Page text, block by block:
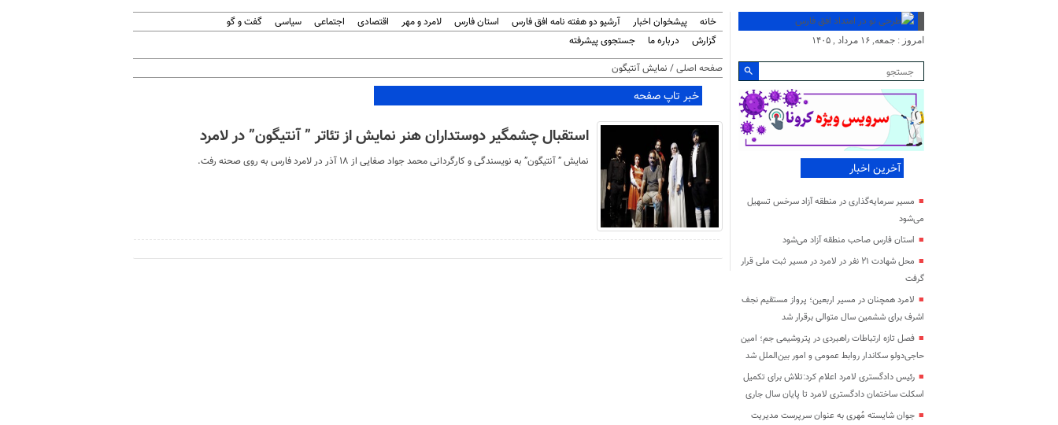
خانه پیشخوان اخبار آرشیو دو هفته نامه افق فارس استان فارس لامرد و مهر اقتصادی اجتماعی سیاسی
گفت و گو
گزارش
درباره ما
جستجوی پیشرفته
صفحه اصلی/ نمایش آنتیگون
خبر تاپ صفحه
استقبال چشمگیر دوستداران هنر نمایش از تئاتر ” آنتیگون” در لامرد
نمایش ” آنتیگون” به نویسندگی و کارگردانی محمد جواد صفایی از ١٨ آذر در لامرد فارس به روی صحنه رفت.
امروز : جمعه, ۱۶ مرداد , ۱۴۰۵
آخرین اخبار
مسیر سرمایه‌گذاری در منطقه آزاد سرخس تسهیل
می‌شود
استان فارس صاحب منطقه آزاد می‌شود
محل شهادت ۲۱ نفر در لامرد در مسیر ثبت ملی قرار
گرفت
لامرد همچنان در مسیر اربعین؛ پرواز مستقیم نجف
اشرف برای ششمین سال متوالی برقرار شد
فصل تازه ارتباطات راهبردی در پتروشیمی جم؛ امین
حاجی‌دولو سکاندار روابط عمومی و امور بین‌الملل شد
رئیس دادگستری لامرد اعلام کرد:تلاش برای تکمیل
اسکلت ساختمان دادگستری لامرد تا پایان سال جاری
جوان شایسته مُهری به عنوان سرپرست مدیریت